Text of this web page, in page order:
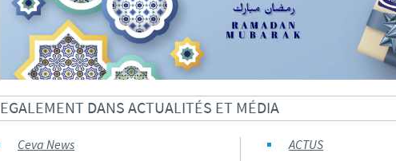
Vous quittez le site pays pour accéder à
Les contraintes réglementaires et les
conséquence, les informations
pertinente à l'usage dans votre pays.
EGALEMENT DANS ACTUALITÉS ET MÉDIA
Ceva News
ACTUS